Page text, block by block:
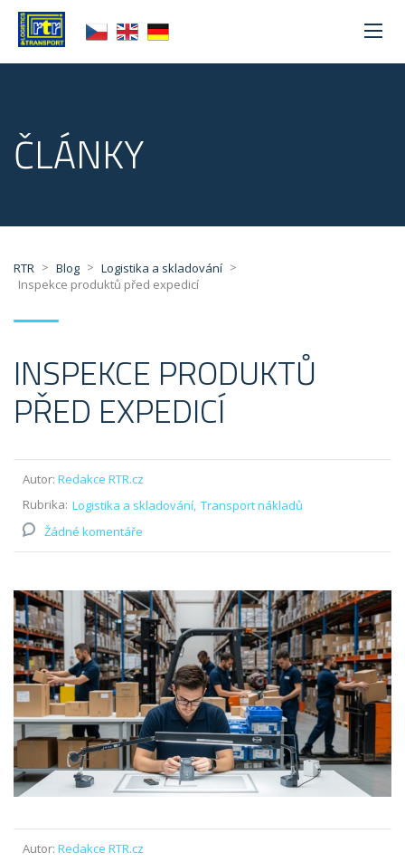
ČLÁNKY
RTR > Blog > Logistika a skladování >
Inspekce produktů před expedicí
INSPEKCE PRODUKTŮ
PŘED EXPEDICÍ
Autor: Redakce RTR.cz
Rubrika: Logistika a skladování Transport nákladů
Žádné komentáře
Autor: Redakce RTR.cz